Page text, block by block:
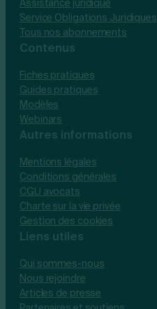
Assistance juridique
Service Obligations Juridiques
Tous nos abonnements
Contenus
Fiches pratiques
Guides pratiques
Modèles
Webinars
Autres informations
Mentions légales
Conditions générales
CGU avocats
Charte sur la vie privée
Gestion des cookies
Liens utiles
Qui sommes-nous
Nous rejoindre
Articles de presse